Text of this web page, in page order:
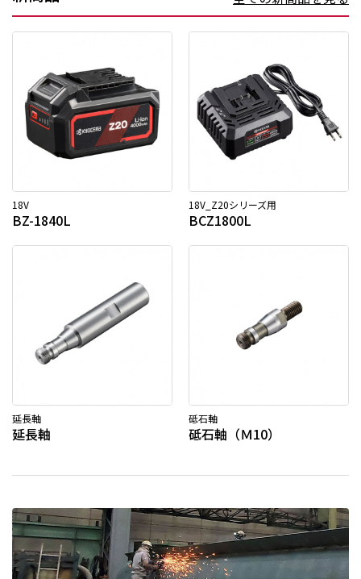
18V
BZ-1840L
18V_Z20シリーズ用
BCZ1800L
延長軸
延長軸
砥石軸
砥石軸（Ｍ10）